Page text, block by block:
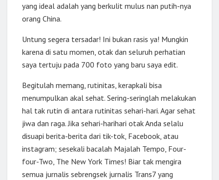
yang ideal adalah yang berkulit mulus nan putih-nya
orang China.
Untung segera tersadar! Ini bukan rasis ya! Mungkin
karena di satu momen, otak dan seluruh perhatian
saya tertuju pada 700 foto yang baru saya edit.
Begitulah memang, rutinitas, kerapkali bisa
menumpulkan akal sehat. Sering-seringlah melakukan
hal tak rutin di antara rutinitas sehari-hari. Agar sehat
jiwa dan raga. Jika sehari-harihari otak Anda selalu
disuapi berita-berita dari tik-tok, Facebook, atau
instagram; sesekali bacalah Majalah Tempo, Four-
four-Two, The New York Times! Biar tak mengira
semua jurnalis sebrengsek jurnalis Trans7 yang